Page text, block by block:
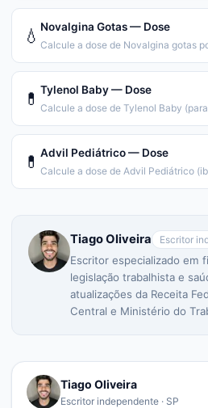
💧 Novalgina Gotas — Dose
Calcule a dose de Novalgina gotas
💊 Tylenol Baby — Dose
Calcule a dose de Tylenol Baby
💊 Advil Pediátrico — Dose
Calcule a dose de Advil Pediátrico
Tiago Oliveira Escritor
Escritor especializado em
legislação trabalhista e
atualizações da Receita
Central e Ministério do
Tiago Oliveira
Escritor independente · SP